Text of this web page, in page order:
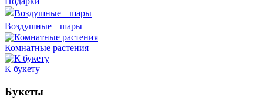
Воздушные шары
Комнатные растения
К букету
Букеты